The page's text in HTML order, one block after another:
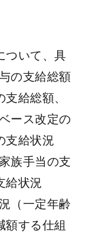
ついて、具
の支給総額
給総額、
ース改定の
支給状況
族手当の支
給状況
（一定年齢
額する仕組